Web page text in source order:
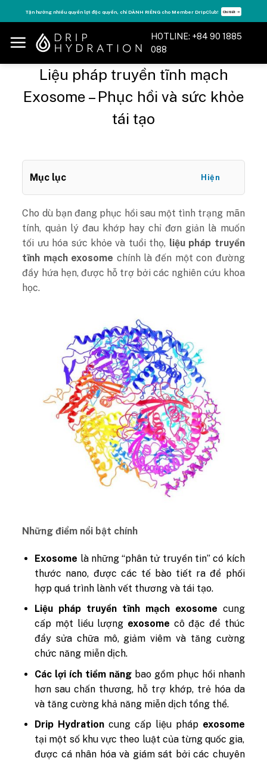
to
content
Tận hưởng nhiều quyền lợi độc quyền, chỉ DÀNH RIÊNG cho Member DripClub! Chi tiết ➝
HOTLINE: +84 90 1885
088
Liệu pháp truyền tĩnh mạch
Exosome – Phục hồi và sức khỏe
tái tạo
Mục lục Hiện
Cho dù bạn đang phục hồi sau một tình trạng mãn
tính, quản lý đau khớp hay chỉ đơn giản là muốn
tối ưu hóa sức khỏe và tuổi thọ, liệu pháp truyền
tĩnh mạch exosome chính là đến một con đường
đầy hứa hẹn, được hỗ trợ bởi các nghiên cứu khoa
học.
Những điểm nổi bật chính
Exosome là những “phân tử truyền tin” có kích
thước nano, được các tế bào tiết ra để phối
hợp quá trình lành vết thương và tái tạo.
Liệu pháp truyền tĩnh mạch exosome cung
cấp một liều lượng exosome cô đặc để thúc
đẩy sửa chữa mô, giảm viêm và tăng cường
chức năng miễn dịch.
Các lợi ích tiềm năngbao gồm phục hồi nhanh
hơn sau chấn thương, hỗ trợ khớp, trẻ hóa da
và tăng cường khả năng miễn dịch tổng thể.
Drip Hydration cung cấp liệu pháp exosome
tại một số khu vực theo luật của từng quốc gia,
được cá nhân hóa và giám sát bởi các chuyên